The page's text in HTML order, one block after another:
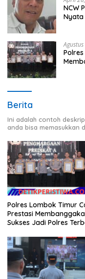
NCW
Nyata
Berita
Ini adalah contoh
anda bisa memasukkan
Polres Lombok Timur
Prestasi
Sukses Jadi Polres
NTB